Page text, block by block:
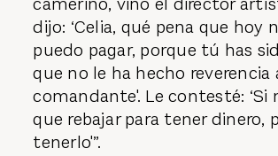
dijo: ‘Celia, qué pena que hoy
puedo pagar, porque tú has
que no le ha hecho reverencia
comandante'. Le contesté: ‘Si
que rebajar para tener dinero,
tenerlo'”.